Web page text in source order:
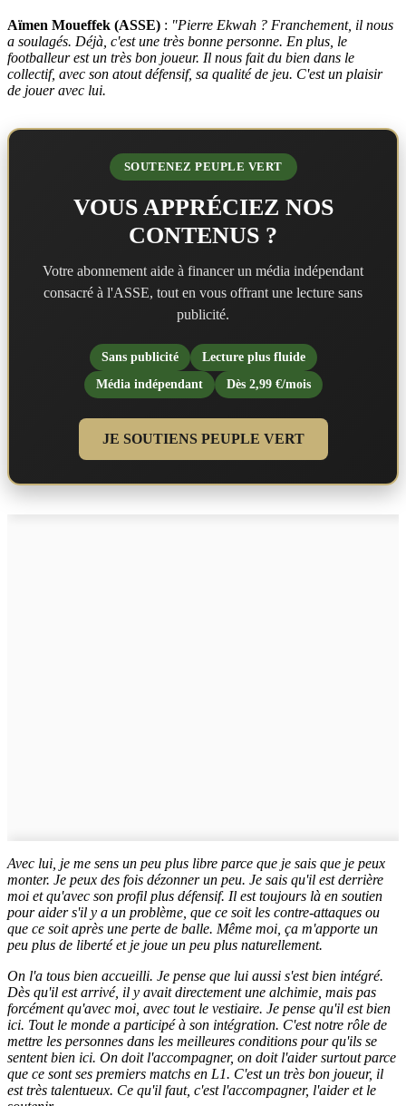
Aïmen Moueffek (ASSE) : "Pierre Ekwah ? Franchement, il nous
a soulagés. Déjà, c'est une très bonne personne. En plus, le
footballeur est un très bon joueur. Il nous fait du bien dans le
collectif, avec son atout défensif, sa qualité de jeu. C'est un plaisir
de jouer avec lui.
SOUTENEZ PEUPLE VERT
VOUS APPRÉCIEZ NOS
CONTENUS ?
Votre abonnement aide à financer un média indépendant
consacré à l'ASSE, tout en vous offrant une lecture sans
publicité.
Sans publicité
Lecture plus fluide
Média indépendant
Dès 2,99 €/mois
JE SOUTIENS PEUPLE VERT
Avec lui, je me sens un peu plus libre parce que je sais que je peux
monter. Je peux des fois dézonner un peu. Je sais qu'il est derrière
moi et qu'avec son profil plus défensif. Il est toujours là en soutien
pour aider s'il y a un problème, que ce soit les contre-attaques ou
que ce soit après une perte de balle. Même moi, ça m'apporte un
peu plus de liberté et je joue un peu plus naturellement.
On l'a tous bien accueilli. Je pense que lui aussi s'est bien intégré.
Dès qu'il est arrivé, il y avait directement une alchimie, mais pas
forcément qu'avec moi, avec tout le vestiaire. Je pense qu'il est bien
ici. Tout le monde a participé à son intégration. C'est notre rôle de
mettre les personnes dans les meilleures conditions pour qu'ils se
sentent bien ici. On doit l'accompagner, on doit l'aider surtout parce
que ce sont ses premiers matchs en L1. C'est un très bon joueur, il
est très talentueux. Ce qu'il faut, c'est l'accompagner, l'aider et le